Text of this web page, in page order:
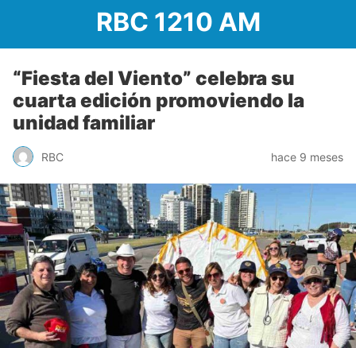
RBC 1210 AM
“Fiesta del Viento” celebra su
cuarta edición promoviendo la
unidad familiar
RBC hace 9 meses